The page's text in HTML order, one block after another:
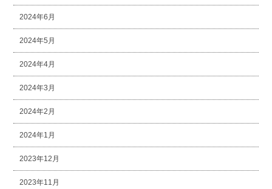
2024年6月
2024年5月
2024年4月
2024年3月
2024年2月
2024年1月
2023年12月
2023年11月